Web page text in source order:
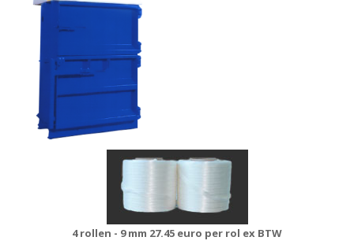
4 rollen - 9 mm 27.45 euro per rol ex BTW